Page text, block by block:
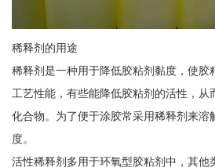
稀释剂的用途
稀释剂是一种用于降低胶粘剂黏度，使胶
工艺性能，有些能降低胶粘剂的活性，从
化合物。为了便于涂胶常采用稀释剂来溶
度。
活性稀释剂多用于环氧型胶粘剂中，其他